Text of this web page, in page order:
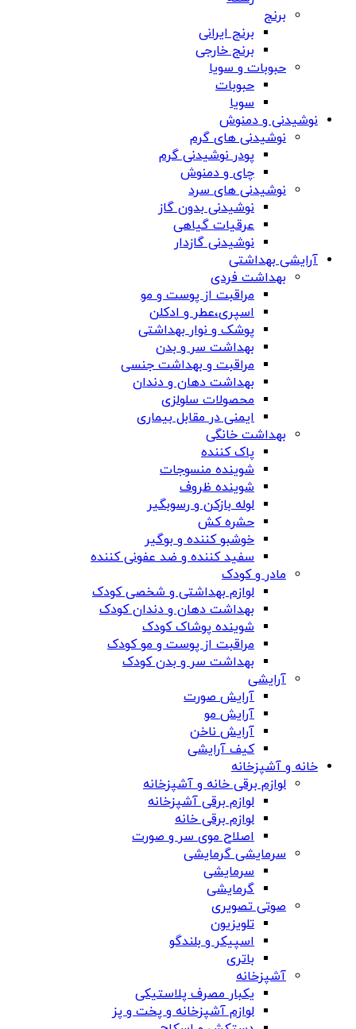
برنج
برنج ایرانی
برنج خارجی
حبوبات و سویا
حبوبات
سویا
نوشیدنی و دمنوش
نوشیدنی های گرم
پودر نوشیدنی گرم
چای و دمنوش
نوشیدنی های سرد
نوشیدنی بدون گاز
عرقیات گیاهی
نوشیدنی گازدار
آرایشی بهداشتی
بهداشت فردی
مراقبت از پوست و مو
اسپری،عطر و ادکلن
پوشک و نوار بهداشتی
بهداشت سر و بدن
مراقبت و بهداشت جنسی
بهداشت دهان و دندان
محصولات سلولزی
ایمنی در مقابل بیماری
بهداشت خانگی
پاک کننده
شوینده منسوجات
شوینده ظروف
لوله بازکن و رسوبگیر
حشره کش
خوشبو کننده و بوگیر
سفید کننده و ضد عفونی کننده
مادر و کودک
لوازم بهداشتی و شخصی کودک
بهداشت دهان و دندان کودک
شوینده پوشاک کودک
مراقبت از پوست و مو کودک
بهداشت سر و بدن کودک
آرایشی
آرایش صورت
آرایش مو
آرایش ناخن
کیف آرایشی
خانه و آشپزخانه
لوازم برقی خانه و آشپزخانه
لوازم برقی آشپزخانه
لوازم برقی خانه
اصلاح موی سر و صورت
سرمایشی گرمایشی
سرمایشی
گرمایشی
صوتی تصویری
تلویزیون
اسپیکر و بلندگو
باتری
آشپزخانه
یکبار مصرف پلاستیکی
لوازم آشپزخانه و پخت و پز